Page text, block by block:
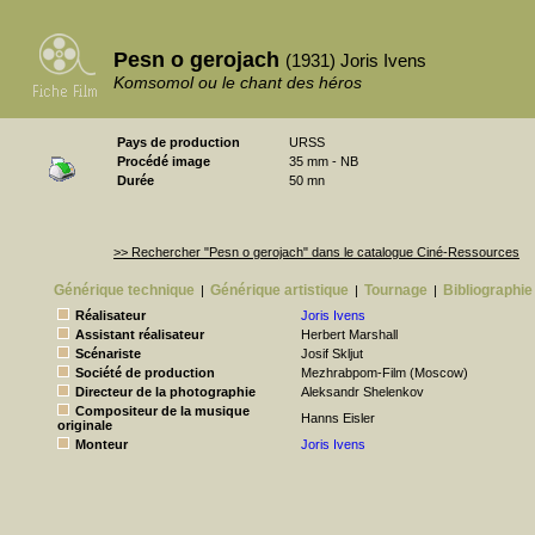
Pesn o gerojach (1931) Joris Ivens
Komsomol ou le chant des héros
Pays de production
URSS
Procédé image
35 mm - NB
Durée
50 mn
>> Rechercher "Pesn o gerojach" dans le catalogue Ciné-Ressources
Générique technique | Générique artistique | Tournage | Bibliographie
Réalisateur
Joris Ivens
Assistant réalisateur
Herbert Marshall
Scénariste
Josif Skljut
Société de production
Mezhrabpom-Film (Moscow)
Directeur de la photographie
Aleksandr Shelenkov
Compositeur de la musique
originale
Hanns Eisler
Monteur
Joris Ivens